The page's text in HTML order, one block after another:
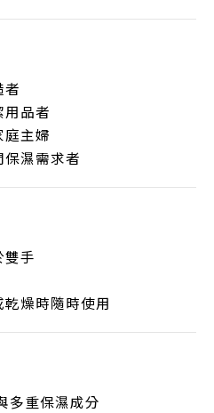
者
品者
主婦
濕需求者
雙手
燥時隨時使用
多重保濕成分